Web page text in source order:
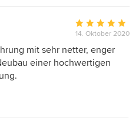
Bewertung:
5
von
14. Oktober 2020
mit sehr netter, enger
einer hochwertigen